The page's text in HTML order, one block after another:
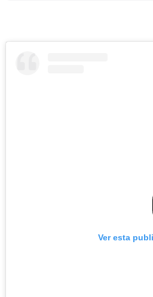
Ver esta